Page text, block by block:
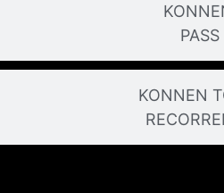
PASS
KONNEN